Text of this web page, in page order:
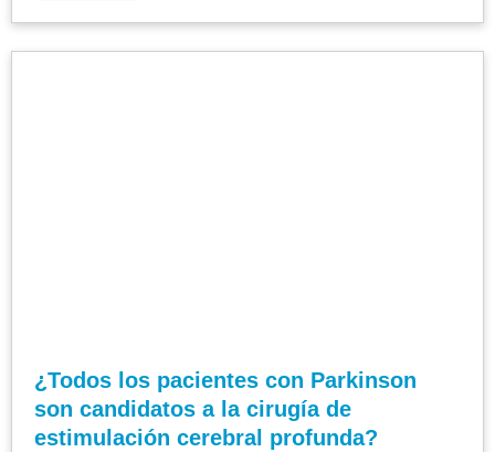
¿Todos los pacientes con Parkinson
son candidatos a la cirugía de
estimulación cerebral profunda?